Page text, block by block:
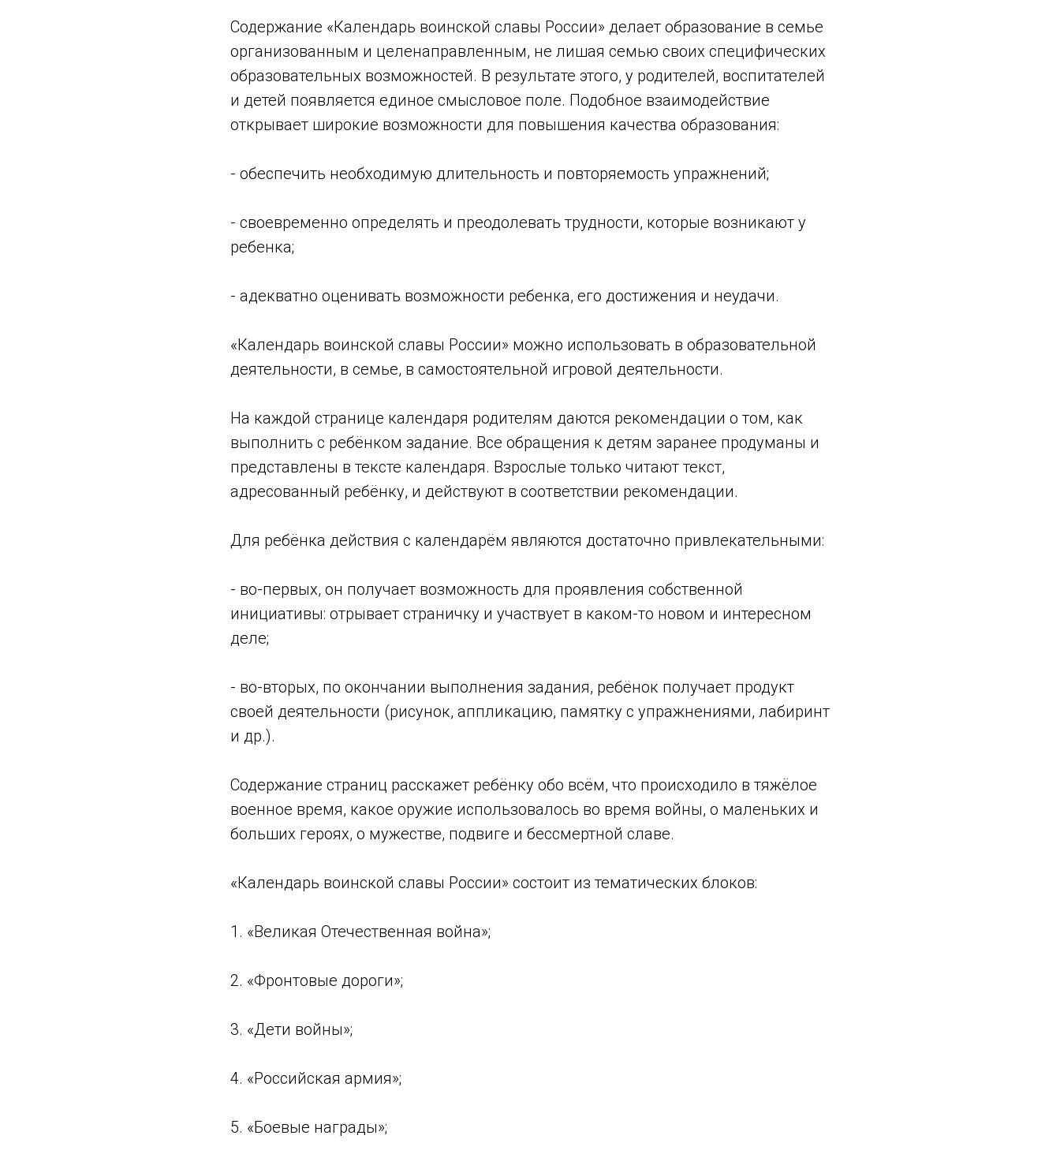
Содержание «Календарь воинской славы России» делает образование в семье
организованным и целенаправленным, не лишая семью своих специфических
образовательных возможностей. В результате этого, у родителей, воспитателей
и детей появляется единое смысловое поле. Подобное взаимодействие
открывает широкие возможности для повышения качества образования:
- обеспечить необходимую длительность и повторяемость упражнений;
- своевременно определять и преодолевать трудности, которые возникают у
ребенка;
- адекватно оценивать возможности ребенка, его достижения и неудачи.
«Календарь воинской славы России» можно использовать в образовательной
деятельности, в семье, в самостоятельной игровой деятельности.
На каждой странице календаря родителям даются рекомендации о том, как
выполнить с ребёнком задание. Все обращения к детям заранее продуманы и
представлены в тексте календаря. Взрослые только читают текст,
адресованный ребёнку, и действуют в соответствии рекомендации.
Для ребёнка действия с календарём являются достаточно привлекательными:
- во-первых, он получает возможность для проявления собственной
инициативы: отрывает страничку и участвует в каком-то новом и интересном
деле;
- во-вторых, по окончании выполнения задания, ребёнок получает продукт
своей деятельности (рисунок, аппликацию, памятку с упражнениями, лабиринт
и др.).
Содержание страниц расскажет ребёнку обо всём, что происходило в тяжёлое
военное время, какое оружие использовалось во время войны, о маленьких и
больших героях, о мужестве, подвиге и бессмертной славе.
«Календарь воинской славы России» состоит из тематических блоков:
1. «Великая Отечественная война»;
2. «Фронтовые дороги»;
3. «Дети войны»;
4. «Российская армия»;
5. «Боевые награды»;